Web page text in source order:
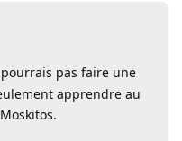
pas faire une
apprendre au